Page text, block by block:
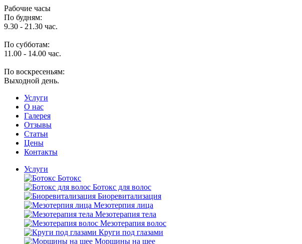
Рабочие часы
По будням:
9.30 - 21.30 час.
По субботам:
11.00 - 14.00 час.
По воскресеньям:
Выходной день.
Услуги
O нас
Галерея
Отзывы
Статьи
Цены
Контакты
Услуги
Ботокс
Ботокс для волос
Биоревитализация
Мезотерпия лица
Мезотерапия тела
Мезотерапия волос
Круги под глазами
Морщины на шее